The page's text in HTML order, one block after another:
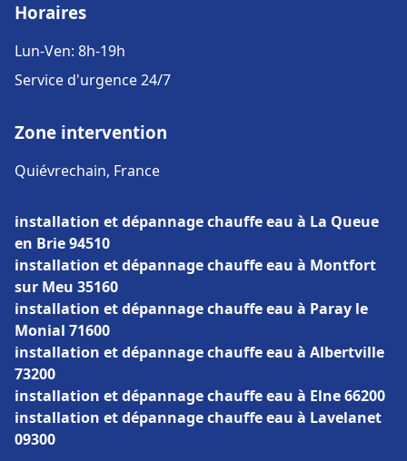
Horaires
Lun-Ven: 8h-19h
Service d'urgence 24/7
Zone intervention
Quiévrechain, France
installation et dépannage chauffe eau à La Queue
en Brie 94510
installation et dépannage chauffe eau à Montfort
sur Meu 35160
installation et dépannage chauffe eau à Paray le
Monial 71600
installation et dépannage chauffe eau à Albertville
73200
installation et dépannage chauffe eau à Elne 66200
installation et dépannage chauffe eau à Lavelanet
09300